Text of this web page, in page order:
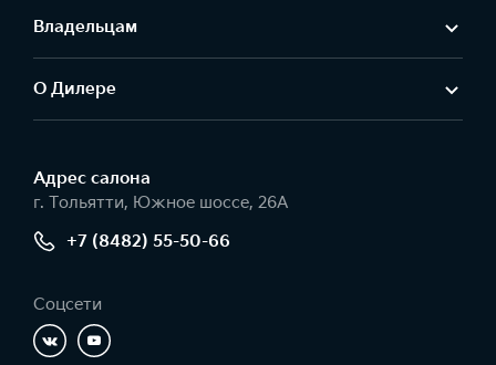
Владельцам
О Дилере
Адрес салонa
г. Тольятти, Южное шоссе, 26А
+7 (8482) 55-50-66
Соцсети